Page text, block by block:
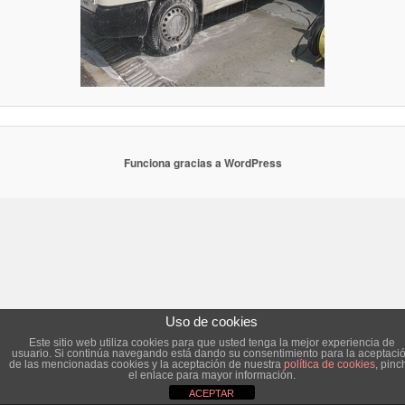
Funciona gracias a WordPress
Uso de cookies
Este sitio web utiliza cookies para que usted tenga la mejor experiencia de
usuario. Si continúa navegando está dando su consentimiento para la
de las mencionadas cookies y la aceptación de nuestra política de cookies,
el enlace para mayor información.
ACEPTAR